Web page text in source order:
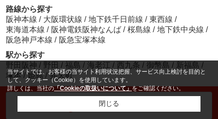
路線から探す
阪神本線 / 大阪環状線 / 地下鉄千日前線 / 東西線 /
東海道本線 / 阪神電鉄阪神なんば / 桜島線 / 地下鉄中央線 /
阪急神戸本線 / 阪急宝塚本線
駅から探す
野田阪神 / 野田 / 福島 / 海老江 / 西九条 / 御幣島 / 新福島 /
塚本 / 姫島 / 弁天町
電話でお問い合わせ
当サイトでは、お客様の当サイト利用状況把握、サービス向上検討を目的と
して、クッキー（Cookie）を使用しています。
詳しくは、当社の「Cookieの取扱いについて」をご確認ください。
閉じる